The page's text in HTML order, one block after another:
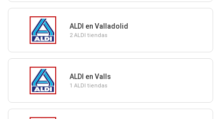
ALDI en Valladolid
2 ALDI tiendas
ALDI en Valls
1 ALDI tiendas